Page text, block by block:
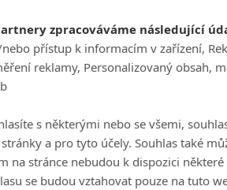
zpracováváme následující
přístup k informacím v zařízení,
reklamy, Personalizovaný obsah,
s některými nebo se všemi,
a pro tyto účely. Souhlas také
na stránce nebudou k dispozici
se budou vztahovat pouze na tuto